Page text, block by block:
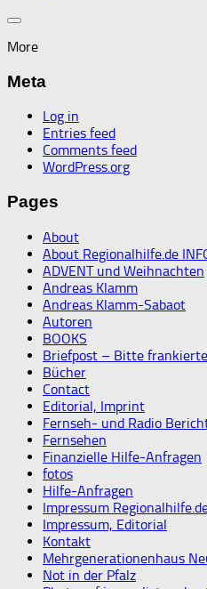
More
Meta
Log in
Entries feed
Comments feed
WordPress.org
Pages
About
About Regionalhilfe.de
ADVENT und Weihnachten
Andreas Klamm
Andreas Klamm-Sabaot
Autoren
BOOKS
Briefpost – Bitte
Bücher
Contact
Editorial, Imprint
Fernseh- und Radio
Fernsehen
Finanzielle Hilfe-Anfragen
fotos
Hilfe-Anfragen
Impressum
Impressum, Editorial
Kontakt
Mehrgenerationenhaus
Not in der Pfalz